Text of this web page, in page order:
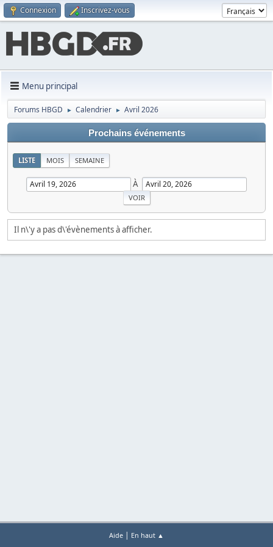
Connexion Inscrivez-vous
Menu principal
Forums HBGD ► Calendrier ► Avril 2026
Prochains événements
LISTE MOIS SEMAINE
À
Il n\'y a pas d\'évènements à afficher.
Aide | En haut ▲